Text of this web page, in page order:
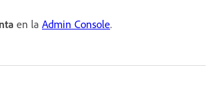
en la Admin Console.